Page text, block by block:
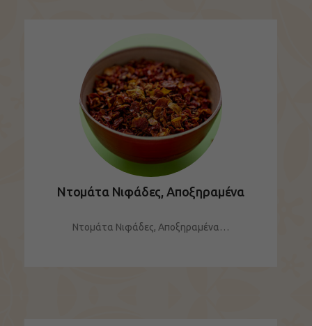
Ντομάτα Νιφάδες, Αποξηραμένα
Ντομάτα Νιφάδες, Αποξηραμένα…